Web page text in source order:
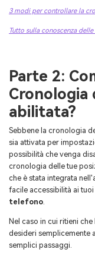
3 modi per controllare la
Tutto sulla conoscenza
Parte 2:
Cronologia
abilitata?
Sebbene la cronologia
sia attivata per
possibilità che venga
cronologia delle tue
che è stata integrata
facile accessibilità ai tuoi
telefono
Nel caso in cui ritieni
desideri semplicemente
semplici passaggi.